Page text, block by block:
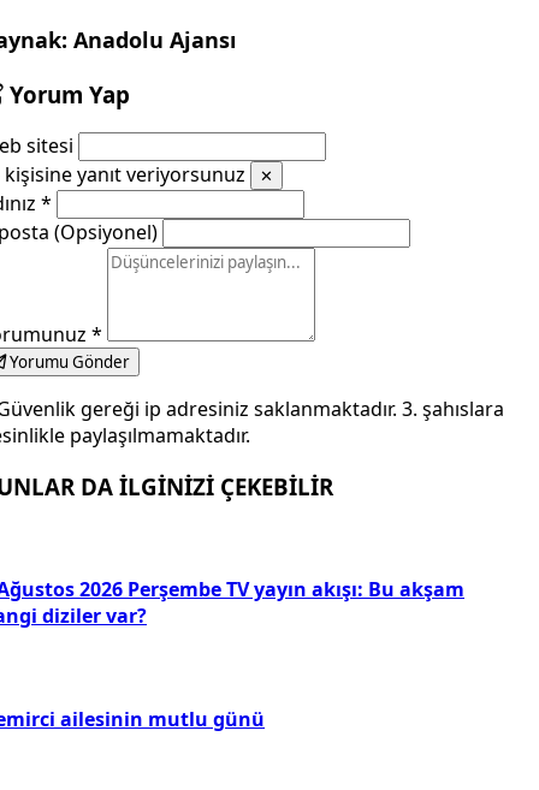
Anadolu Ajansı
Yorum Yap
sitesi
kişisine yanıt veriyorsunuz
✕
*
(Opsiyonel)
*
Yorumu Gönder
gereği ip adresiniz saklanmaktadır. 3. şahıslara
paylaşılmamaktadır.
DA İLGİNİZİ ÇEKEBİLİR
2026 Perşembe TV yayın akışı: Bu akşam
diziler var?
ailesinin mutlu günü